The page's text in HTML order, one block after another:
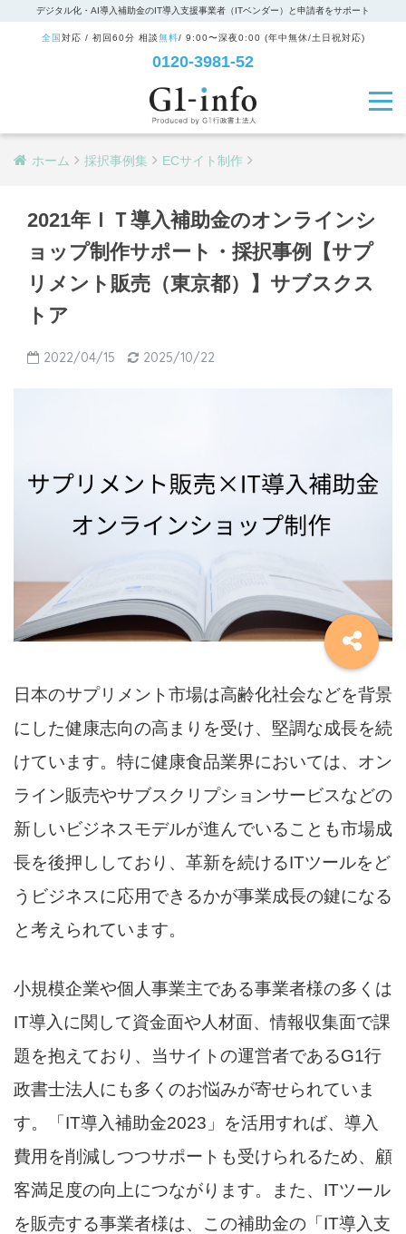
デジタル化・AI導入補助金のIT導入支援事業者（ITベンダー）と申請者をサポート
全国 対応 / 初回60分 相談無料/ 9:00〜深夜0:00 (年中無休/土日祝対応)
0120-3981-52
ホーム 採択事例集 ECサイト制作
2021年ＩＴ導入補助金のオンラインシ
ョップ制作サポート・採択事例【サプ
リメント販売（東京都）】サブスクス
トア
2022/04/15 2025/10/22
日本のサプリメント市場は高齢化社会などを背景
にした健康志向の高まりを受け、堅調な成長を続
けています。特に健康食品業界においては、オン
ライン販売やサブスクリプションサービスなどの
新しいビジネスモデルが進んでいることも市場成
長を後押ししており、革新を続けるITツールをど
うビジネスに応用できるかが事業成長の鍵になる
と考えられています。
小規模企業や個人事業主である事業者様の多くは
IT導入に関して資金面や人材面、情報収集面で課
題を抱えており、当サイトの運営者であるG1行
政書士法人にも多くのお悩みが寄せられていま
す。「IT導入補助金2023」を活用すれば、導入
費用を削減しつつサポートも受けられるため、顧
客満足度の向上につながります。また、ITツール
を販売する事業者様は、この補助金の「IT導入支